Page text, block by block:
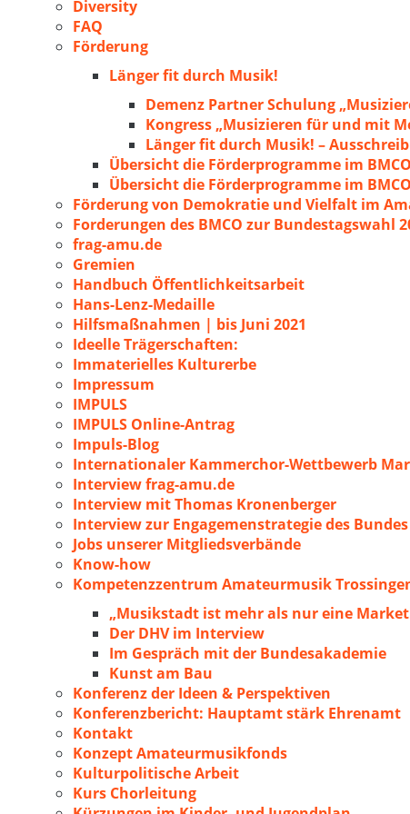
Diversity
FAQ
Förderung
Länger fit durch Musik!
Demenz Partner Schulung
Kongress „Musizieren für und mit
Länger fit durch Musik! –
Übersicht die Förderprogramme im BMCO
Übersicht die Förderprogramme im BMCO
Förderung von Demokratie und Vielfalt im
Forderungen des BMCO zur Bundestagswahl
frag-amu.de
Gremien
Handbuch Öffentlichkeitsarbeit
Hans-Lenz-Medaille
Hilfsmaßnahmen | bis Juni 2021
Ideelle Trägerschaften:
Immaterielles Kulturerbe
Impressum
IMPULS
IMPULS Online-Antrag
Impuls-Blog
Internationaler Kammerchor-Wettbewerb
Interview frag-amu.de
Interview mit Thomas Kronenberger
Interview zur Engagemenstrategie des Bundes
Jobs unserer Mitgliedsverbände
Know-how
Kompetenzzentrum Amateurmusik
„Musikstadt ist mehr als nur eine
Der DHV im Interview
Im Gespräch mit der Bundesakademie
Kunst am Bau
Konferenz der Ideen & Perspektiven
Konferenzbericht: Hauptamt stärk Ehrenamt
Kontakt
Konzept Amateurmusikfonds
Kulturpolitische Arbeit
Kurs Chorleitung